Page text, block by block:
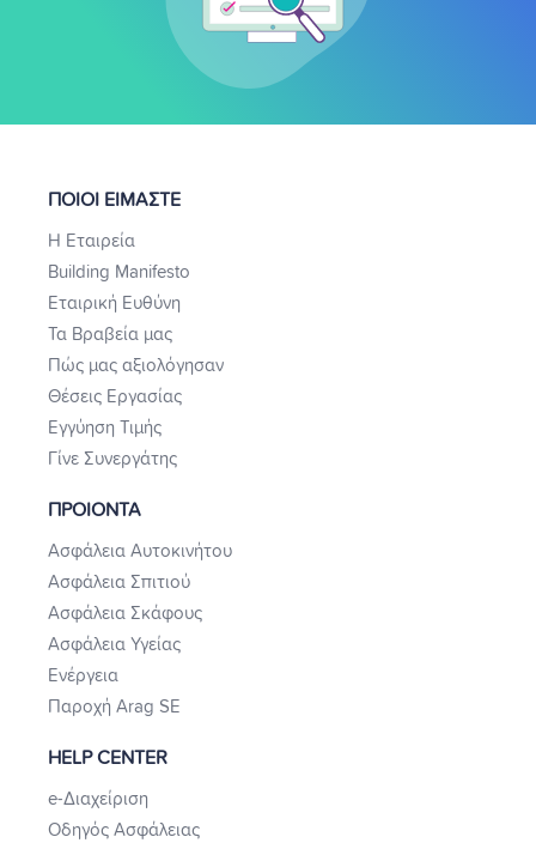
ΠΟΙΟΙ ΕΙΜΑΣΤΕ
Η Εταιρεία
Building Manifesto
Εταιρική Ευθύνη
Τα Βραβεία μας
Πώς μας αξιολόγησαν
Θέσεις Εργασίας
Εγγύηση Τιμής
Γίνε Συνεργάτης
ΠΡΟΙΟΝΤΑ
Ασφάλεια Αυτοκινήτου
Ασφάλεια Σπιτιού
Ασφάλεια Σκάφους
Ασφάλεια Υγείας
Ενέργεια
Παροχή Arag SE
HELP CENTER
e-Διαχείριση
Οδηγός Ασφάλειας